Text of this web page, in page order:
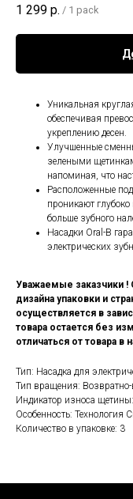
1 299 р. / 1 pack
Уникальная
обеспечивая
укреплению десен.
Улучшенные
зелеными
напоминая, что
Расположенные
проникают
больше зубного
Насадки Oral-B
электрических
Уважаемые заказчики
дизайна упаковки и
осуществляется в
товара остается без
отличаться от товара в
Тип: Насадка для
Тип вращения:
Индикатор износа
Особенность: Технология
Количество в упаковке: 3